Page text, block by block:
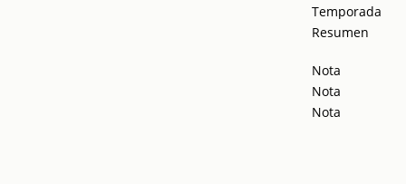
Temporada
Resumen
Nota
Nota
Nota